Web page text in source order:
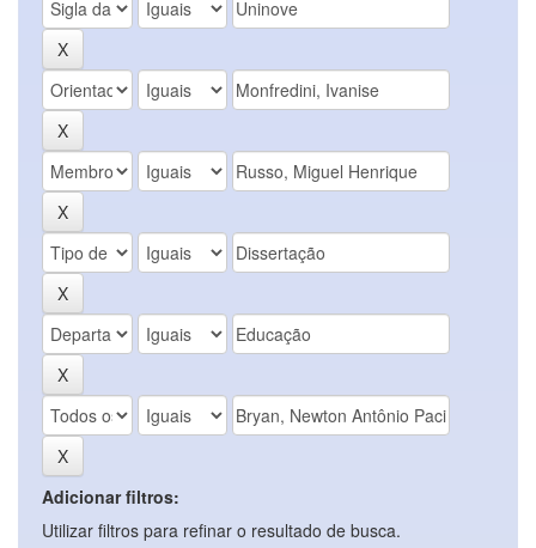
Adicionar filtros:
Utilizar filtros para refinar o resultado de busca.